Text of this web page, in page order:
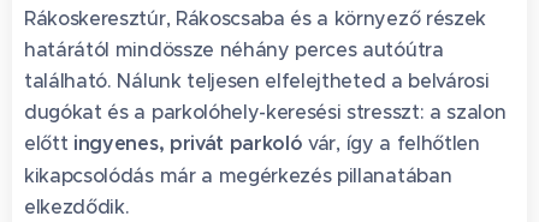
Rákoskeresztúr, Rákoscsaba és a környező részek
határától mindössze néhány perces autóútra
található. Nálunk teljesen elfelejtheted a belvárosi
dugókat és a parkolóhely-keresési stresszt: a szalon
előtt ingyenes, privát parkoló vár, így a felhőtlen
kikapcsolódás már a megérkezés pillanatában
elkezdődik.✨